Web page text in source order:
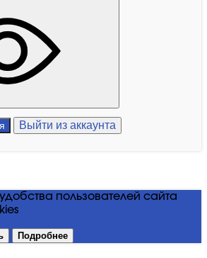
Выйти из аккаунта
пользователей сайта
Подробнее